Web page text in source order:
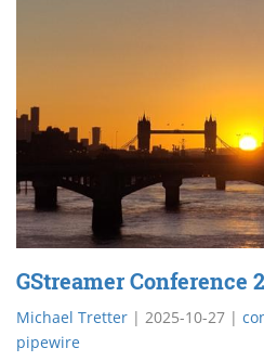
GStreamer Conference
Michael Tretter | 2025-10-27 |
pipewire